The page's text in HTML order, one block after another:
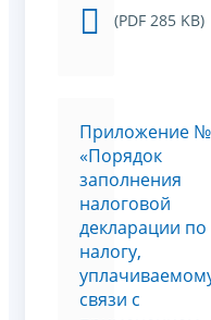
(PDF 285 KB)
Приложение №
«Порядок
заполнения
налоговой
декларации по
налогу,
связи с